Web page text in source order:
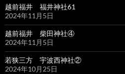
越前福井 福井神社61
2024年11月5日
越前福井 柴田神社④
2024年11月5日
若狭三方 宇波西神社②
2024年10月25日